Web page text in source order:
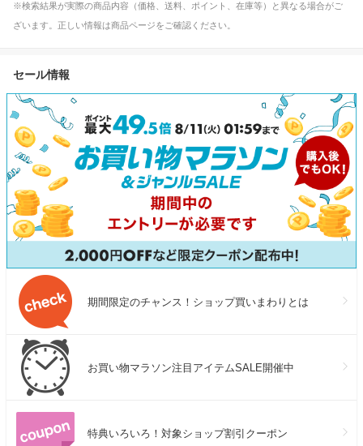
※検索結果が実際の商品内容（価格、送料、ポイント、在庫等）と異なる場合がご
ざいます。正しい情報は商品ページをご確認ください。
セール情報
期間限定のチャンス！ショップ買いまわりとは
お買い物マラソン注目アイテムSALE開催中
特典いろいろ！対象ショップ割引クーポン